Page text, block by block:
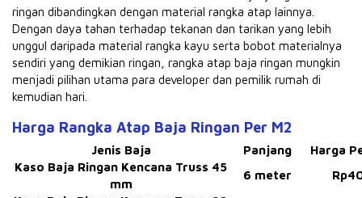
ringan dibandingkan dengan material rangka atap lainnya.
Dengan daya tahan terhadap tekanan dan tarikan yang lebih
unggul daripada material rangka kayu serta bobot materialnya
sendiri yang demikian ringan, rangka atap baja ringan mungkin
menjadi pilihan utama para developer dan pemilik rumah di
kemudian hari.
Harga Rangka Atap Baja Ringan Per M2
Jenis Baja Panjang
Harga
Kaso Baja Ringan Kencana Truss 45
mm
6 meter